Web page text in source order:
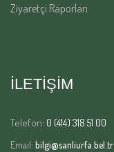
Ziyaretçi Raporları
İLETİŞİM
Telefon: 0 (414) 318 51 00
Email: bilgi@sanliurfa.bel.tr